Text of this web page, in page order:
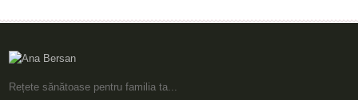
Rețete sănătoase pentru familia ta...